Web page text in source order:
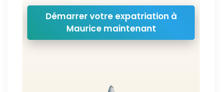
Démarrer votre expatriation à
Maurice maintenant